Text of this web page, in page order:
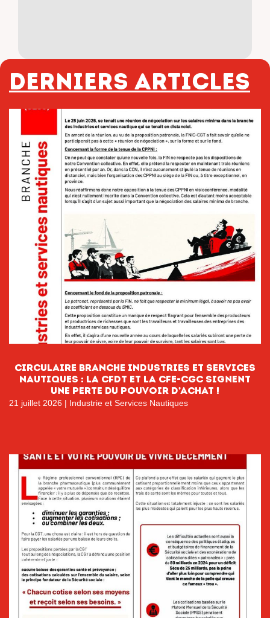
Derniers articles
CIRCULAIRE BRANCHE INDUSTRIES ET SERVICES
NAUTIQUES : La CFDT et la CFE-CGC signent
une perte du pouvoir D’ACHAT !
21 juillet 2026 | Industrie et Services Nautiques